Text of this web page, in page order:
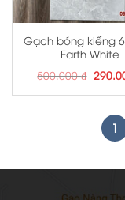
Gạch bóng kiếng
Earth White
500.000₫ Giá
gốc
là:
1